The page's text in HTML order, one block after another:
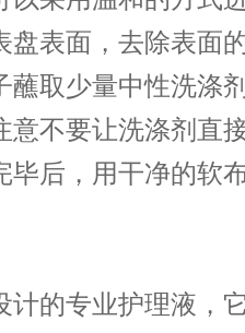
盘表面，去除表面
蘸取少量中性洗涤
意不要让洗涤剂直
毕后，用干净的软
的专业护理液，